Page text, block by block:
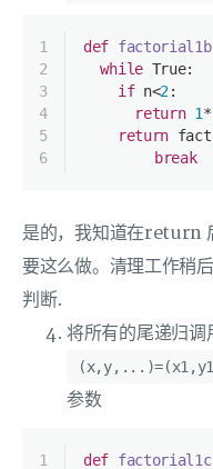
1
2
3
4
5
6
def factorial1b
while True:
if n<2:
return 1
return
break
是的，我知道在return
要这么做。清理工作稍
判断.
将所有的尾递归调
参数
1 def factorial1c